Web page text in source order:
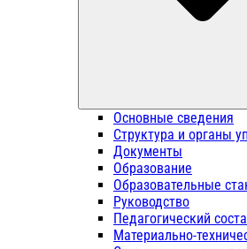
Основные сведения
Структура и органы
Документы
Образование
Образовательные
Руководство
Педагогический
Материально-